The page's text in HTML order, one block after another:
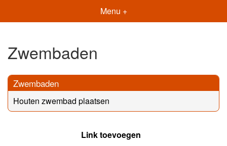
Menu +
Zwembaden
Zwembaden
Houten zwembad plaatsen
Link toevoegen